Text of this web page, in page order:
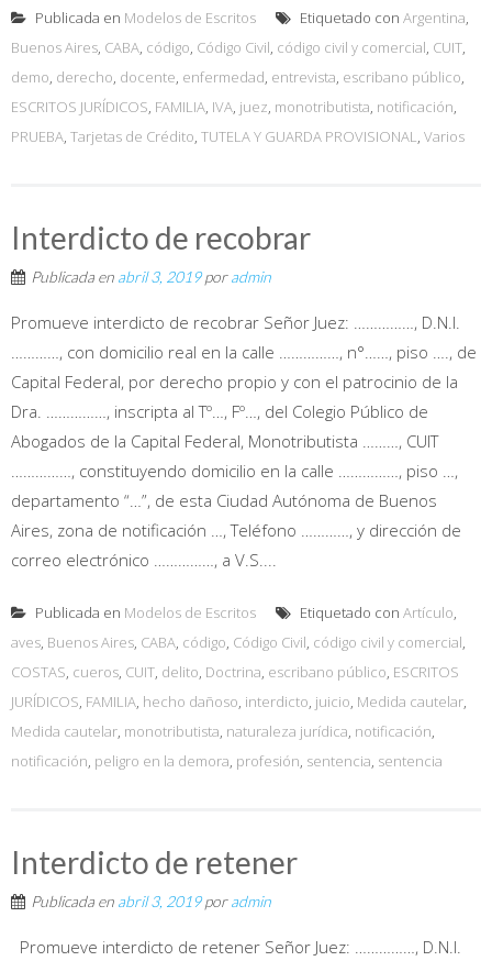
Publicada en Modelos de Escritos Etiquetado con Argentina,
Buenos Aires, CABA, código, Código Civil, código civil y comercial, CUIT,
demo, derecho, docente, enfermedad, entrevista, escribano público,
ESCRITOS JURÍDICOS, FAMILIA, IVA, juez, monotributista, notificación,
PRUEBA, Tarjetas de Crédito, TUTELA Y GUARDA PROVISIONAL, Varios
Interdicto de recobrar
Publicada en abril 3, 2019poradmin
Promueve interdicto de recobrar Señor Juez: ……………, D.N.I.
…………, con domicilio real en la calle ……………, n°……, piso …., de
Capital Federal, por derecho propio y con el patrocinio de la
Dra. ……………, inscripta al Tº…, Fº…, del Colegio Público de
Abogados de la Capital Federal, Monotributista ………, CUIT
……………, constituyendo domicilio en la calle ……………, piso …,
departamento “…”, de esta Ciudad Autónoma de Buenos
Aires, zona de notificación …, Teléfono …………, y dirección de
correo electrónico ……………, a V.S....
Publicada en Modelos de Escritos Etiquetado con Artículo,
aves, Buenos Aires, CABA, código, Código Civil, código civil y comercial,
COSTAS, cueros, CUIT, delito, Doctrina, escribano público, ESCRITOS
JURÍDICOS, FAMILIA, hecho dañoso, interdicto, juicio, Medida cautelar,
Medida cautelar, monotributista, naturaleza jurídica, notificación,
notificación, peligro en la demora, profesión, sentencia, sentencia
Interdicto de retener
Publicada en abril 3, 2019poradmin
Promueve interdicto de retener Señor Juez: ……………, D.N.I.